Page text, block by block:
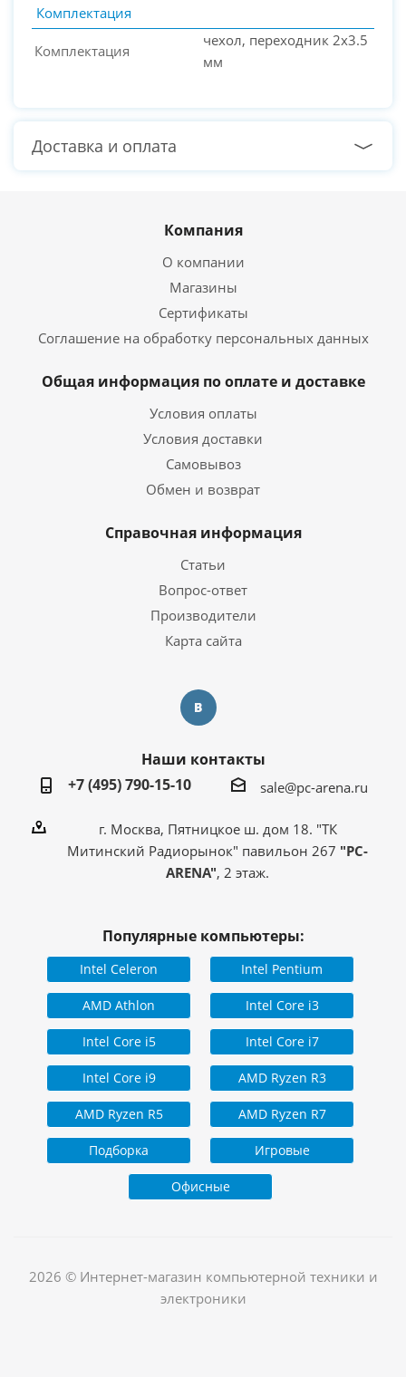
Комплектация
Комплектация
чехол, переходник 2х3.5
мм
Доставка и оплата
Компания
О компании
Магазины
Сертификаты
Соглашение на обработку персональных данных
Общая информация по оплате и доставке
Условия оплаты
Условия доставки
Самовывоз
Обмен и возврат
Справочная информация
Статьи
Вопрос-ответ
Производители
Карта сайта
Наши контакты
+7 (495) 790-15-10
sale@pc-arena.ru
г. Москва, Пятницкое ш. дом 18. "ТК
Митинский Радиорынок" павильон 267 "PC-
ARENA", 2 этаж.
Популярные компьютеры:
Intel Celeron Intel Pentium
AMD Athlon Intel Core i3
Intel Core i5 Intel Core i7
Intel Core i9 AMD Ryzen R3
AMD Ryzen R5 AMD Ryzen R7
Подборка Игровые
Офисные
2026 © Интернет-магазин компьютерной техники и
электроники